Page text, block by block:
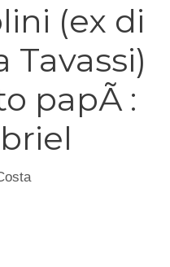
(ex di
Tavassi)
papÃ :